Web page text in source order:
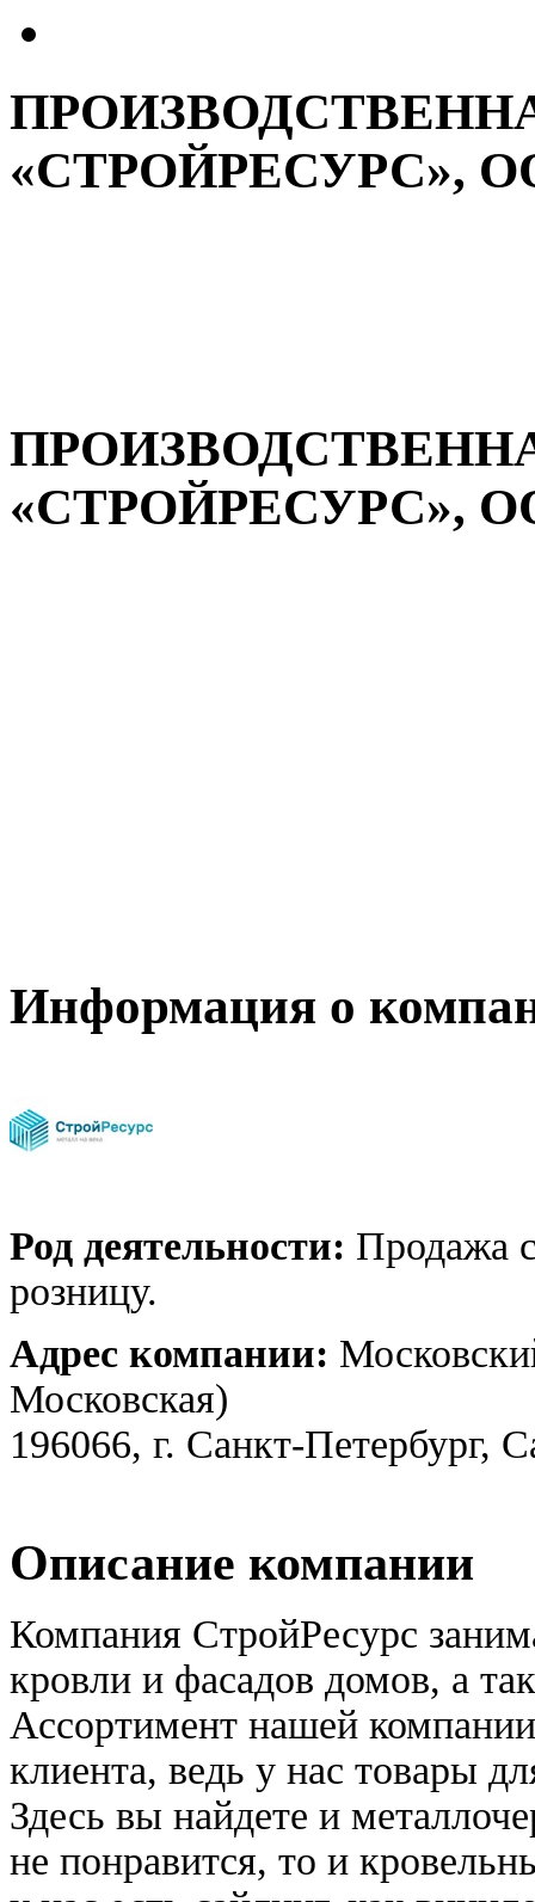
«СТРОЙРЕСУРС»,
«СТРОЙРЕСУРС»,
Информация о
Род деятельности: Продажа
розницу.
Адрес компании:
Московская)
196066, г. Санкт-Петербург,
Описание компании
Компания СтройРесурс
кровли и фасадов домов, а
Ассортимент нашей
клиента, ведь у нас товары
Здесь вы найдете и
не понравится, то и